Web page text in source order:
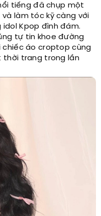
tiếng đã chụp một
làm tóc kỹ càng với
Kpop đình đám.
tự tin khoe đường
chiếc áo croptop cùng
thời trang trong lần